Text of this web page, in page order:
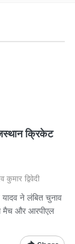
क्रिकेट
द्विवेदी
ने लंबित चुनाव
मैच और आरपीएल